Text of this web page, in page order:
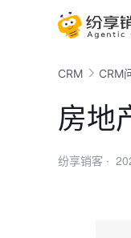
CRM CRM
房地
纷享销客 ·